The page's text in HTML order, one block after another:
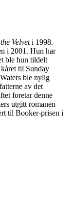
Velveti 1998.
i 2001. Hun har
ble hun tildelt
til Sunday
ble nylig
av det
foretar denne
utgitt romanen
til Booker-prisen i